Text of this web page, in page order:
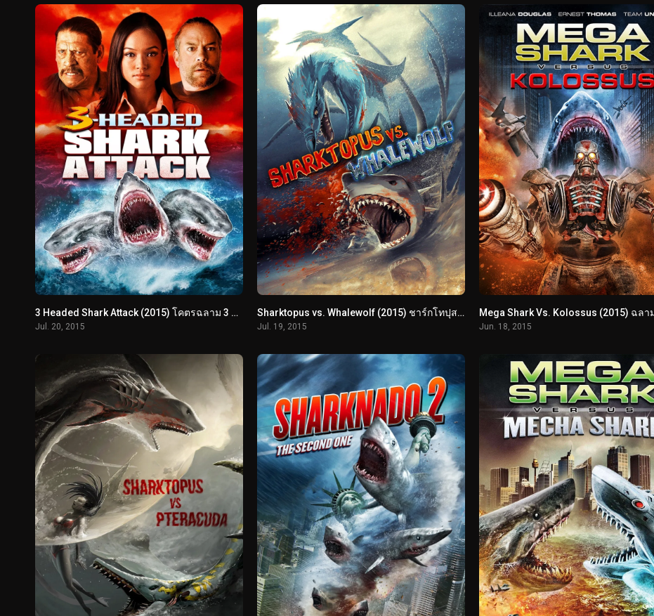
3 Headed Shark Attack (2015) โคตรฉลาม 3 หัวเพชฌฆาต
Jul. 20, 2015
Sharktopus vs. Whalewolf (2015) ชาร์กโทปุส ปะทะ เวลวูล์ฟ สงครามอสูรใต้ทะเล
Jul. 19, 2015 Jun. 18, 2015